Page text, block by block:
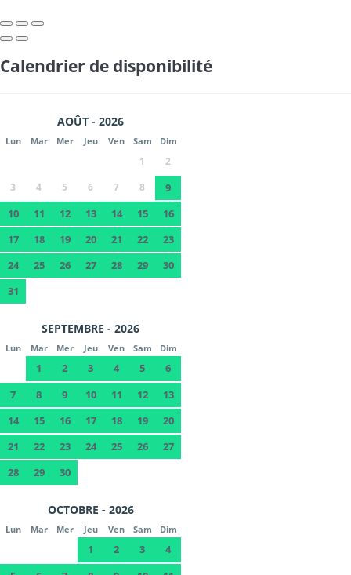
Calendrier de disponibilité
AOÛT - 2026
Lun Mar Mer Jeu Ven Sam Dim
1
2
3
4 5 6 7 8
9
10
11 12 13 14 15
16
17
18 19 20 21 22
23
24
25 26 27 28 29
30
31
SEPTEMBRE - 2026
Lun Mar Mer Jeu Ven Sam Dim
1 2 3 4 5
6
7
8 9 10 11 12
13
14
15 16 17 18 19
20
21
22 23 24 25 26
27
28
29 30
OCTOBRE - 2026
Lun Mar Mer Jeu Ven Sam Dim
1 2 3
4